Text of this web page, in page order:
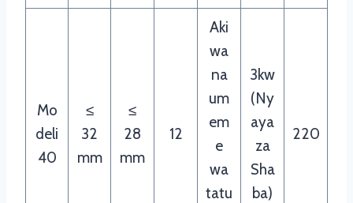
Mo
deli
40
≤
32
mm
≤
28
mm
12
Aki
wa
na
um
em
e
wa
tatu
3kw
(Ny
aya
za
Sha
ba)
220